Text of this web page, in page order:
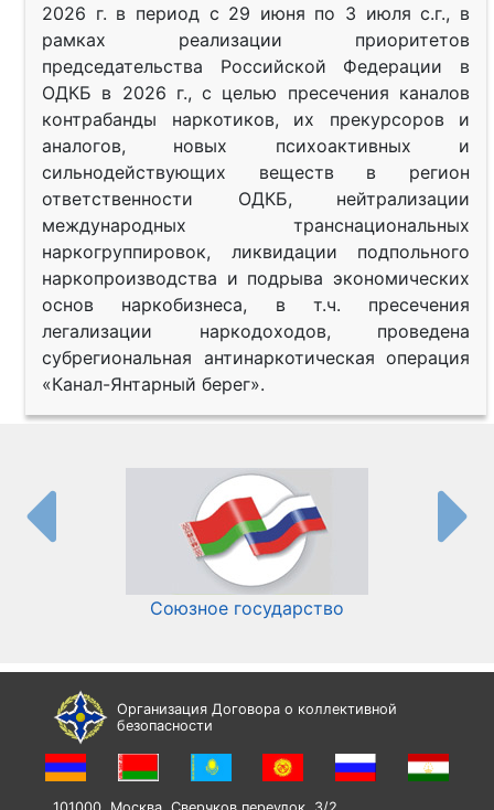
2026 г. в период с 29 июня по 3 июля с.г., в
рамках реализации приоритетов
председательства Российской Федерации в
ОДКБ в 2026 г., с целью пресечения каналов
контрабанды наркотиков, их прекурсоров и
аналогов, новых психоактивных и
сильнодействующих веществ в регион
ответственности ОДКБ, нейтрализации
международных транснациональных
наркогруппировок, ликвидации подпольного
наркопроизводства и подрыва экономических
основ наркобизнеса, в т.ч. пресечения
легализации наркодоходов, проведена
субрегиональная антинаркотическая операция
«Канал-Янтарный берег».
Союзное государство
Организация Договора о коллективной
безопасности